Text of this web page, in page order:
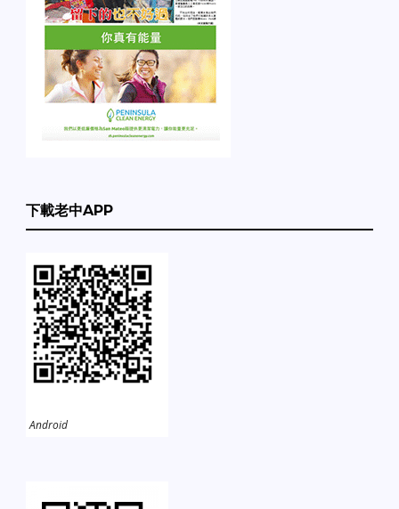
下載老中APP
Android